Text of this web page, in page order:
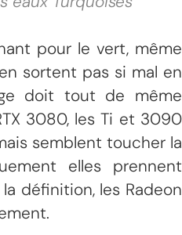
pour le vert, même
sortent pas si mal en
doit tout de même
3080, les Ti et 3090
semblent toucher la
elles prennent
définition, les Radeon